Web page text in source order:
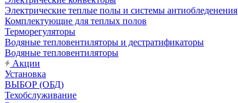
Электрические теплые полы и системы антиобледенения
Комплектующие для теплых полов
Терморегуляторы
Водяные тепловентиляторы и дестратификаторы
Водяные тепловентиляторы
Акции
Установка
ВЫБОР (ОБД)
Техобслуживание